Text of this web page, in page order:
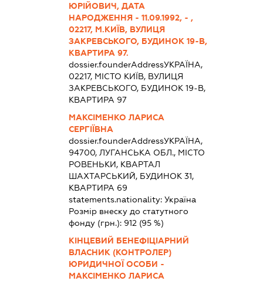
ЮРІЙОВИЧ, ДАТА
НАРОДЖЕННЯ - 11.09.1992, - ,
02217, М.КИЇВ, ВУЛИЦЯ
ЗАКРЕВСЬКОГО, БУДИНОК 19-В,
КВАРТИРА 97.
dossier.founderAddressУКРАЇНА,
02217, МІСТО КИЇВ, ВУЛИЦЯ
ЗАКРЕВСЬКОГО, БУДИНОК 19-В,
КВАРТИРА 97
МАКСІМЕНКО ЛАРИСА
СЕРГІЇВНА
dossier.founderAddressУКРАЇНА,
94700, ЛУГАНСЬКА ОБЛ., МІСТО
РОВЕНЬКИ, КВАРТАЛ
ШАХТАРСЬКИЙ, БУДИНОК 31,
КВАРТИРА 69
statements.nationality:Україна
Розмір внеску до статутного
фонду (грн.): 912 (95 %)
КІНЦЕВИЙ БЕНЕФІЦІАРНИЙ
ВЛАСНИК (КОНТРОЛЕР)
ЮРИДИЧНОЇ ОСОБИ -
МАКСІМЕНКО ЛАРИСА